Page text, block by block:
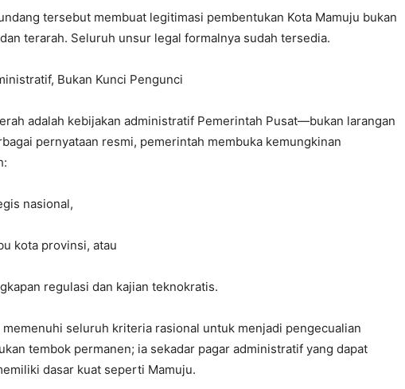
tersebut membuat legitimasi pembentukan Kota Mamuju bukan
terarah. Seluruh unsur legal formalnya sudah tersedia.
Bukan Kunci Pengunci
adalah kebijakan administratif Pemerintah Pusat—bukan larangan
pernyataan resmi, pemerintah membuka kemungkinan
nasional,
kota provinsi, atau
regulasi dan kajian teknokratis.
seluruh kriteria rasional untuk menjadi pengecualian
tembok permanen; ia sekadar pagar administratif yang dapat
dasar kuat seperti Mamuju.